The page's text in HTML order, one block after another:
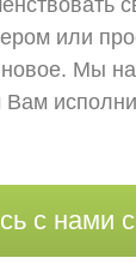
или
новое. Мы
с нами